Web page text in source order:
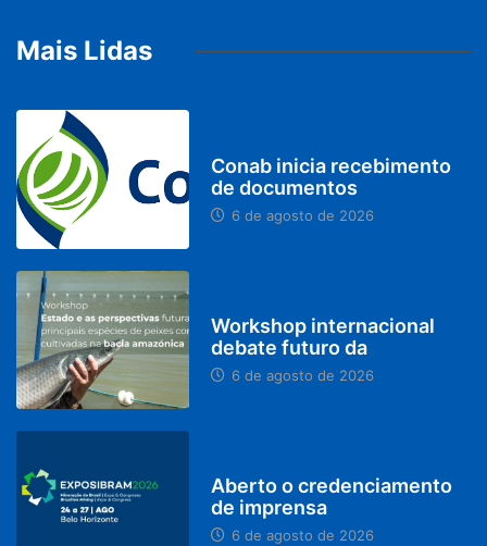
Mais Lidas
Conab inicia recebimento
de documentos
6 de agosto de 2026
Workshop internacional
debate futuro da
6 de agosto de 2026
Aberto o credenciamento
de imprensa
6 de agosto de 2026